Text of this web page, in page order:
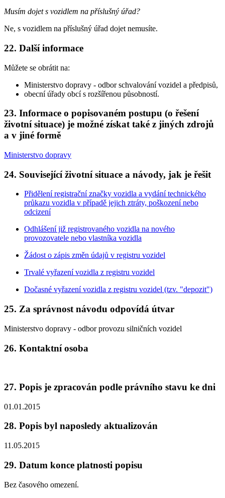
Musím dojet s vozidlem na příslušný úřad?
Ne, s vozidlem na příslušný úřad dojet nemusíte.
22. Další informace
Můžete se obrátit na:
Ministerstvo dopravy - odbor schvalování vozidel a předpisů,
obecní úřady obcí s rozšířenou působností.
23. Informace o popisovaném postupu (o řešení
životní situace) je možné získat také z jiných zdrojů
a v jiné formě
Ministerstvo dopravy
24. Související životní situace a návody, jak je řešit
Přidělení registrační značky vozidla a vydání technického
průkazu vozidla v případě jejich ztráty, poškození nebo
odcizení
Odhlášení již registrovaného vozidla na nového
provozovatele nebo vlastníka vozidla
Žádost o zápis změn údajů v registru vozidel
Trvalé vyřazení vozidla z registru vozidel
Dočasné vyřazení vozidla z registru vozidel (tzv. "depozit")
25. Za správnost návodu odpovídá útvar
Ministerstvo dopravy - odbor provozu silničních vozidel
26. Kontaktní osoba
27. Popis je zpracován podle právního stavu ke dni
01.01.2015
28. Popis byl naposledy aktualizován
11.05.2015
29. Datum konce platnosti popisu
Bez časového omezení.